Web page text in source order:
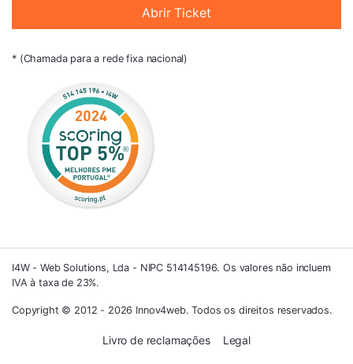
Abrir Ticket
* (Chamada para a rede fixa nacional)
I4W - Web Solutions, Lda - NIPC 514145196. Os valores não incluem
IVA à taxa de 23%.
Copyright © 2012 - 2026 Innov4web. Todos os direitos reservados.
Livro de reclamações Legal